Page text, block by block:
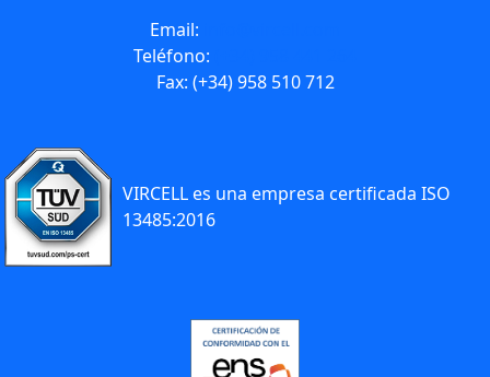
Email:
Teléfono:
Fax: (+34) 958 510 712
VIRCELL es una empresa certificada ISO
13485:2016